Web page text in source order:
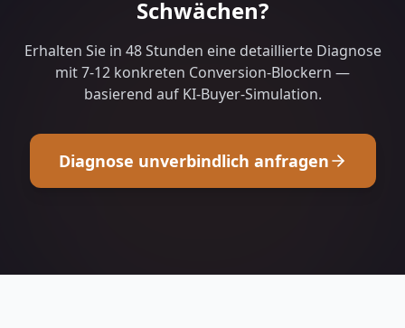
Schwächen?
Erhalten Sie in 48 Stunden eine detaillierte Diagnose
mit 7-12 konkreten Conversion-Blockern —
basierend auf KI-Buyer-Simulation.
Diagnose unverbindlich anfragen